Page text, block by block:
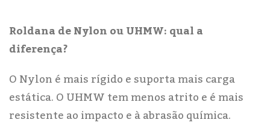
Roldana de Nylon ou UHMW: qual a
diferença?
O Nylon é mais rígido e suporta mais carga
estática. O UHMW tem menos atrito e é mais
resistente ao impacto e à abrasão química.